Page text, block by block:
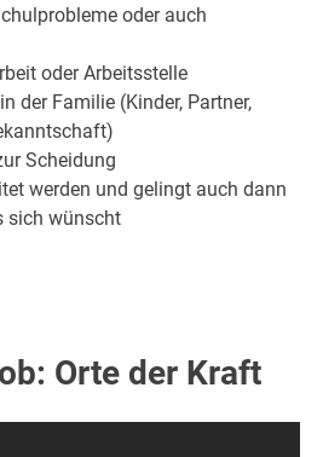
oder auch
oder Arbeitsstelle
der Familie (Kinder, Partner,
Scheidung
werden und gelingt auch dann
sich wünscht
Orte der Kraft